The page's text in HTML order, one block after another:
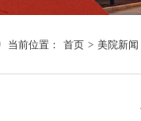
当前位置： 首页 > 美院新闻